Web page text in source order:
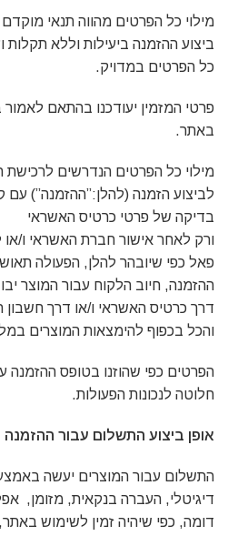
מילוי כל הפרטים מהווה תנאי
ביצוע ההזמנה ביעילות וללא
כל הפרטים במדויק.
פרטי המזמין יעודכנו בהתאם
באתר.
מילוי כל הפרטים הנדרשים לרכישת
לביצוע הזמנה (להלן:”ההזמנה”)
בדיקה של פרטי כרטיס האשראי
ורק לאחר אישור חברת האשראי ו/
פאל כפי שיובהר להלן, הפעולה
ההזמנה, חיוב הלקוח עבור המוצר
דרך כרטיס האשראי ו/או דרך חשבון
והכל בכפוף להימצאות המוצרים
הפרטים כפי שהוזנו בטופס ההזמנה
חלוטה לנכונות הפעולות.
אופן ביצוע התשלום עבור ההזמנה
התשלום עבור המוצרים יעשה
דיגיטלי, העברה בנקאית, מזומן,
דומה, כפי שיהיה זמין לשימוש